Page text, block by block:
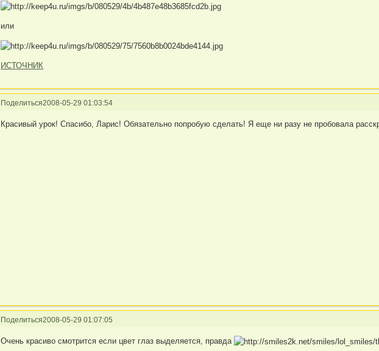
или
ИСТОЧНИК
Поделиться2008-05-29 01:03:54
Красивый урок! Спасибо, Ларис! Обязательно попробую сделать! Я еще ни разу не пробовала
Поделиться2008-05-29 01:07:05
Очень красиво смотрится если цвет глаз выделяется, правда